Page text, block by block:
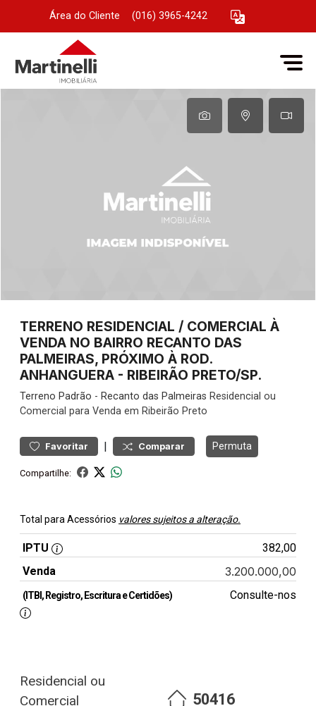
Área do Cliente (016) 3965-4242
TERRENO RESIDENCIAL / COMERCIAL À
VENDA NO BAIRRO RECANTO DAS
PALMEIRAS, PRÓXIMO À ROD.
ANHANGUERA - RIBEIRÃO PRETO/SP.
Terreno Padrão - Recanto das Palmeiras Residencial ou
Comercial para Venda em Ribeirão Preto
Favoritar | Comparar Permuta
Compartilhe:
Total para Acessórios valores sujeitos a alteração.
IPTU
382,00
Venda
3.200.000,00
(ITBI, Registro, Escritura e Certidões) Consulte-nos
Residencial ou
Comercial
50416